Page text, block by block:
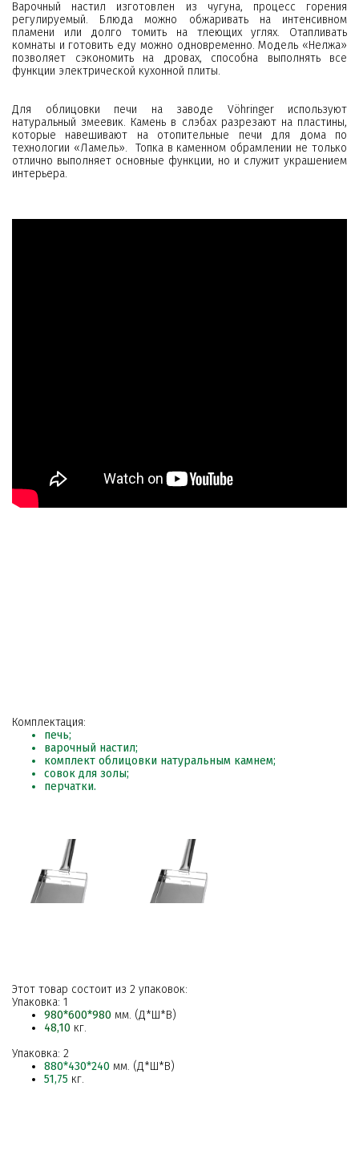
Варочный настил изготовлен из чугуна, процесс горения
регулируемый. Блюда можно обжаривать на интенсивном
пламени или долго томить на тлеющих углях. Отапливать
комнаты и готовить еду можно одновременно. Модель «Нелжа»
позволяет сэкономить на дровах, способна выполнять все
функции электрической кухонной плиты.
Для облицовки печи на заводе Vöhringer используют
натуральный змеевик. Камень в слэбах разрезают на пластины,
которые навешивают на отопительные печи для дома по
технологии «Ламель». Топка в каменном обрамлении не только
отлично выполняет основные функции, но и служит украшением
интерьера.
Комплектация:
печь;
варочный настил;
комплект облицовки натуральным камнем;
совок для золы;
перчатки.
Этот товар состоит из 2 упаковок:
Упаковка: 1
980*600*980 мм. (Д*Ш*В)
48,10 кг.
Упаковка: 2
880*430*240 мм. (Д*Ш*В)
51,75 кг.